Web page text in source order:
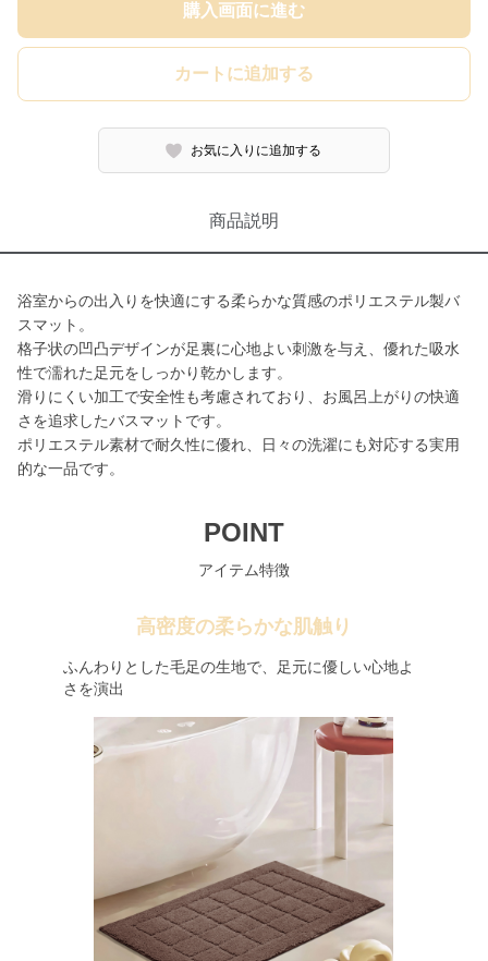
購入画面に進む
カートに追加する
お気に入りに追加する
商品説明
浴室からの出入りを快適にする柔らかな質感のポリエステル製バ
スマット。
格子状の凹凸デザインが足裏に心地よい刺激を与え、優れた吸水
性で濡れた足元をしっかり乾かします。
滑りにくい加工で安全性も考慮されており、お風呂上がりの快適
さを追求したバスマットです。
ポリエステル素材で耐久性に優れ、日々の洗濯にも対応する実用
的な一品です。
POINT
アイテム特徴
高密度の柔らかな肌触り
ふんわりとした毛足の生地で、足元に優しい心地よ
さを演出